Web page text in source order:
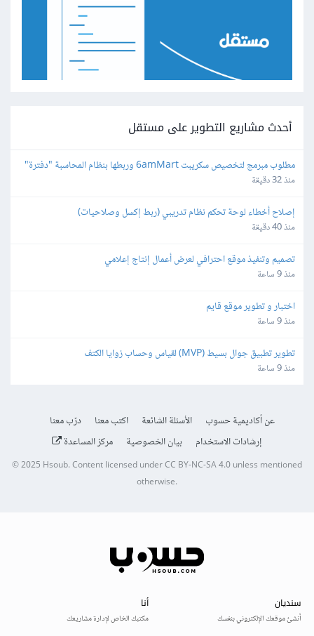
أحدث مشاريع التطوير على مستقل
وبوابات الدفع في مصر
منذ 32 دقيقة
إصلاح أخطاء لوحة تحكم نظام تدريبي (ربط إكسل وصلاحيات)
منذ 40 دقيقة
تصميم وتنفيذ موقع احترافي لعرض أعمال إنتاج إعلامي
منذ 9 ساعة
اختبار و تطوير موقع قايم
منذ 9 ساعة
تطوير تطبيق جوال بسيط (MVP) لقياس وحساب زوايا الكتف
منذ 9 ساعة
عن أكاديمية حسوب الأسئلة الشائعة اكتب معنا
درّب معنا
إرشادات الاستخدام
بيان الخصوصية مركز المساعدة
© 2025 Hsoub.Content licensed underCC BY-NC-SA 4.0unless mentioned
otherwise.